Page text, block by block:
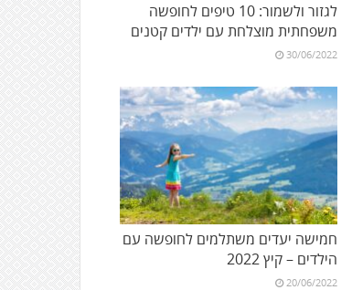
לגזור ולשמור: 10 טיפים לחופשה
משפחתית מוצלחת עם ילדים קטנים
30/06/2022
חמישה יעדים משתלמים לחופשה עם
הילדים – קיץ 2022
20/06/2022